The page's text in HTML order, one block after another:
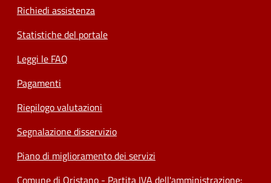
Richiedi assistenza
Statistiche del portale
Leggi le FAQ
Pagamenti
Riepilogo valutazioni
Segnalazione disservizio
Piano di miglioramento dei servizi
Comune di Oristano - Partita IVA dell'amministrazione: